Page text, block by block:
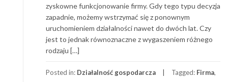
zyskowne funkcjonowanie firmy. Gdy tego typu decyzja
zapadnie, możemy wstrzymać się z ponownym
uruchomieniem działalności nawet do dwóch lat. Czy
jest to jednak równoznaczne z wygaszeniem różnego
rodzaju […]
Posted in: Działalność gospodarcza Tagged: Firma,